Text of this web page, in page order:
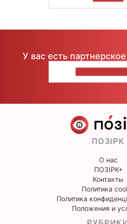
У вас есть
ПОЗІРК
О нас
ПОЗІРК+
Контакты
Политика
Политика
Положения и